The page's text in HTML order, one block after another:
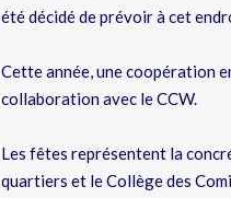
été décidé de prévoir à cet
Cette année, une coopération
collaboration avec le CCW.
Les fêtes représentent la
quartiers et le Collège des